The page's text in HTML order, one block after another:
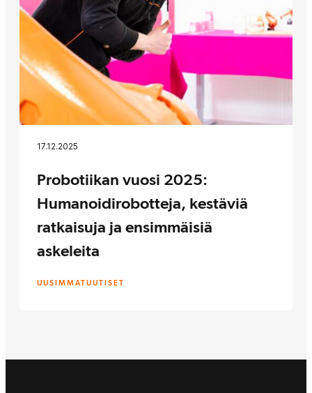
17.12.2025
UUSIMMATUUTISET
Probotiikan vuosi 2025:
Humanoidirobotteja, kestäviä
ratkaisuja ja ensimmäisiä
askeleita